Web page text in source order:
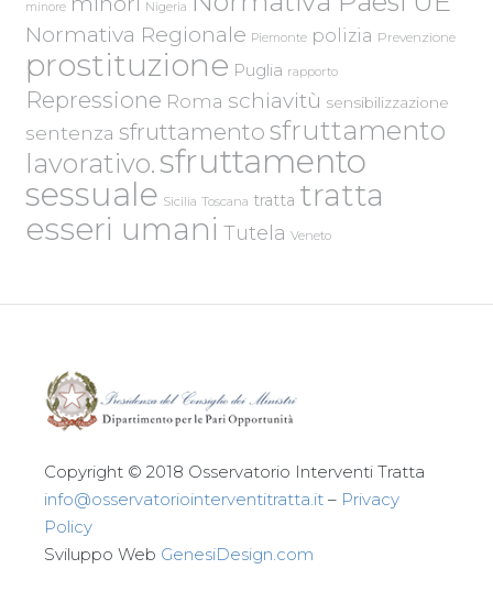
minore Nigeria
Normativa Regionale Piemonte polizia Prevenzione
prostituzione Puglia rapporto
Repressione Roma schiavitù sensibilizzazione
sentenza sfruttamento sfruttamento
lavorativo.sfruttamento
sessuale Sicilia Toscana tratta tratta
esseri umani Tutela Veneto
Copyright © 2018 Osservatorio Interventi Tratta
info@osservatoriointerventitratta.it – Privacy
Policy
Sviluppo Web GenesiDesign.com